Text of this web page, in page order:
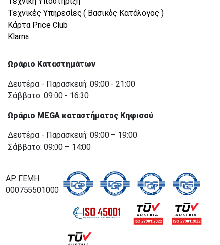
Τεχνικές Υπηρεσίες ( Βασικός Κατάλογος )
Κάρτα Price Club
Klarna
Ωράριο Καταστημάτων
Δευτέρα - Παρασκευή: 09:00 - 21:00
Σάββατο: 09:00 - 16:30
Ωράριο MEGA καταστήματος Κηφισού
Δευτέρα - Παρασκευή: 09:00 – 19:00
Σάββατο: 09:00 – 14:00
ΑΡ. ΓΕΜΗ:
000755501000